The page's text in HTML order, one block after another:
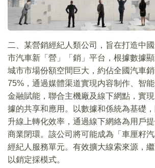
二、某營銷經紀人類公司，旨在打造中
市汽車新「營」「銷」平台，根據數據
城市市場份額空間巨大，約佔全國汽車
75%，通過媒體渠道實現内容制作、智能
金融賦能，聯合主機廠及線下網點，實
據的共享和應用。以數據和係統為基礎
升線上轉化效率，通過線下網絡為用戶
商業閉環。該公司將可能成為「車厘籽
經紀人服務單元。有效擴大線索來源，
以銷定採模式。